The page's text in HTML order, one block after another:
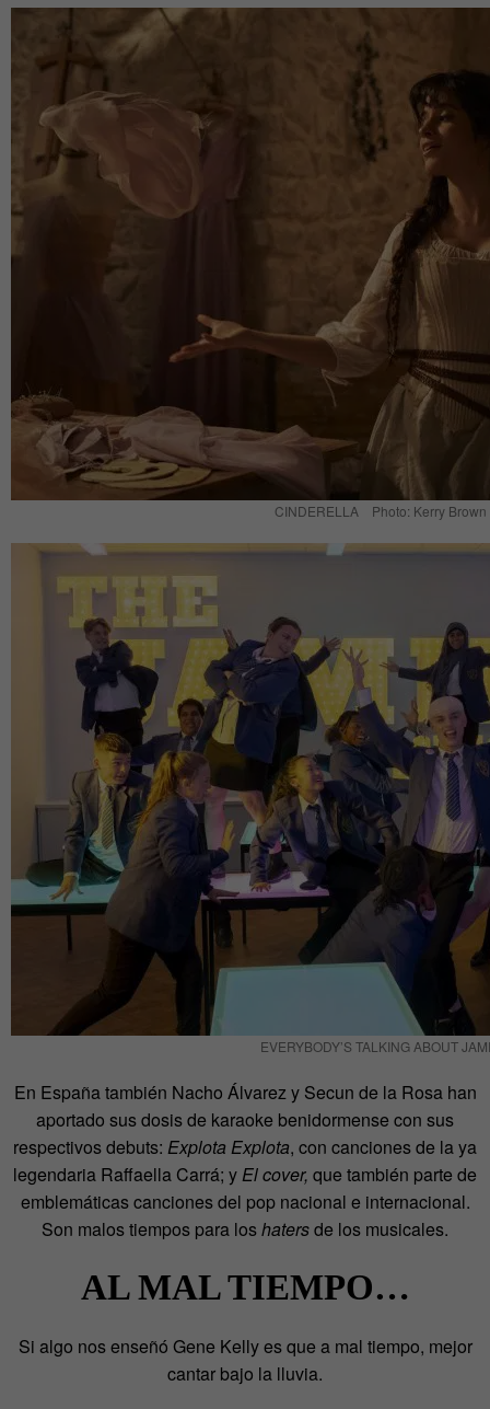
CINDERELLA Photo: Kerry Brown
EVERYBODY’S TALKING ABOUT
En España también Nacho Álvarez y Secun de la Rosa han
aportado sus dosis de karaoke benidormense con sus
respectivos debuts: Explota Explota, con canciones de la ya
legendaria Raffaella Carrá; yEl cover, que también parte de
emblemáticas canciones del pop nacional e internacional.
Son malos tiempos para loshatersde los musicales.
AL MAL TIEMPO…
Si algo nos enseñó Gene Kelly es que a mal tiempo, mejor
cantar bajo la lluvia.